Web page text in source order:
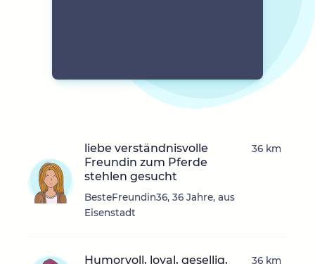
liebe verständnisvolle
Freundin zum Pferde
stehlen gesucht
BesteFreundin36, 36 Jahre, aus
Eisenstadt
36 km
Humorvoll, loyal, gesellig,
36 km